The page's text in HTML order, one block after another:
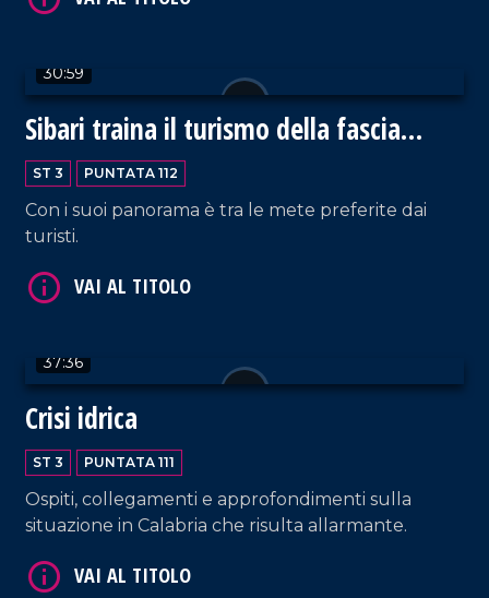
30:59
Sibari traina il turismo della fascia
ionica
ST 3 PUNTATA 112
Con i suoi panorama è tra le mete preferite dai
turisti.
37:36
Crisi idrica
ST 3 PUNTATA 111
Ospiti, collegamenti e approfondimenti sulla
situazione in Calabria che risulta allarmante.
VAI AL TITOLO
VAI AL TITOLO